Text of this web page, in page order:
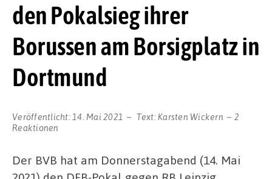
den Pokalsieg ihrer
Borussen am Borsigplatz in
Dortmund
Veröffentlicht: 14. Mai 2021 Text:Karsten Wickern
2
Reaktionen
Der BVB hat am Donnerstagabend (14. Mai